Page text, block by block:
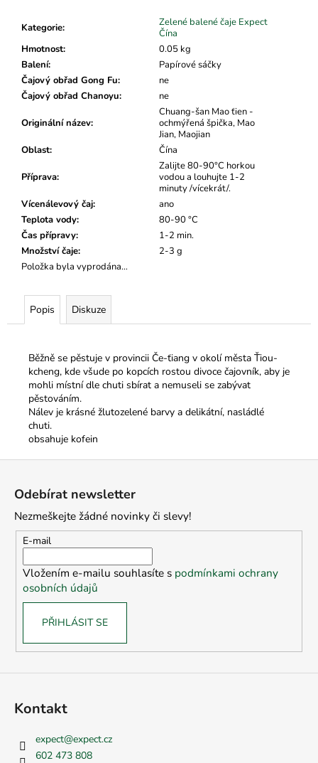
Kategorie:
Zelené balené čaje Expect
Čína
Hmotnost:
0.05 kg
Balení:
Papírové sáčky
Čajový obřad Gong Fu:
ne
Čajový obřad Chanoyu: ne
Originální název:
Chuang-šan Mao ťien -
ochmýřená špička, Mao
Jian, Maojian
Oblast: Čína
Příprava:
Zalijte 80-90°C horkou
vodou a louhujte 1-2
minuty /vícekrát/.
Vícenálevový čaj:
ano
Teplota vody:
80-90 °C
Čas přípravy:
1-2 min.
Množství čaje:
2-3 g
Položka byla vyprodána…
Popis Diskuze
Běžně se pěstuje v provincii Če-ťiang v okolí města Ťiou-
kcheng, kde všude po kopcích rostou divoce čajovník, aby je
mohli místní dle chuti sbírat a nemuseli se zabývat
pěstováním.
Nálev je krásné žlutozelené barvy a delikátní, nasládlé
chuti.
obsahuje kofein
m
Odebírat newsletter
Nezmeškejte žádné novinky či slevy!
E-mail
Vložením e-mailu souhlasíte s podmínkami ochrany
osobních údajů
PŘIHLÁSIT SE
Kontakt
expect@expect.cz
602 473 808